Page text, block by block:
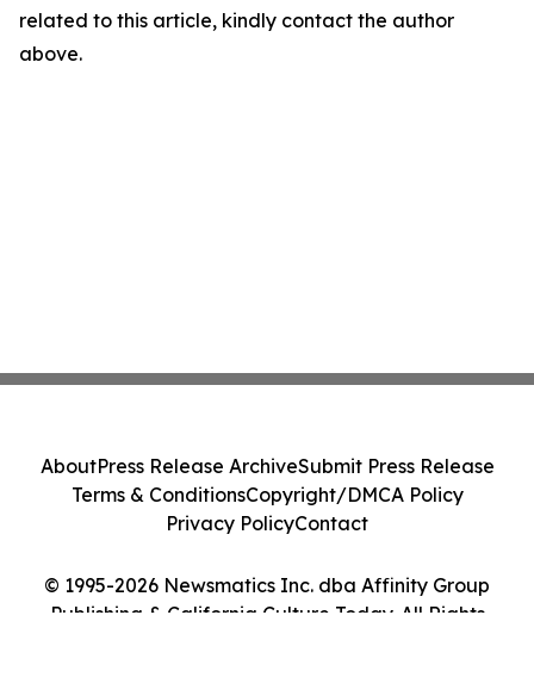
related to this article, kindly contact the author
above.
© 1995-2026 Newsmatics Inc. dba Affinity Group
Publishing & California Culture Today. All Rights
AboutPress Release ArchiveSubmit Press Release
Terms & ConditionsCopyright/DMCA Policy
Privacy PolicyContact